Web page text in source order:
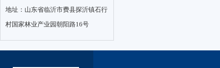
地址：山东省临沂市费县探沂镇石行
村国家林业产业园朝阳路16号